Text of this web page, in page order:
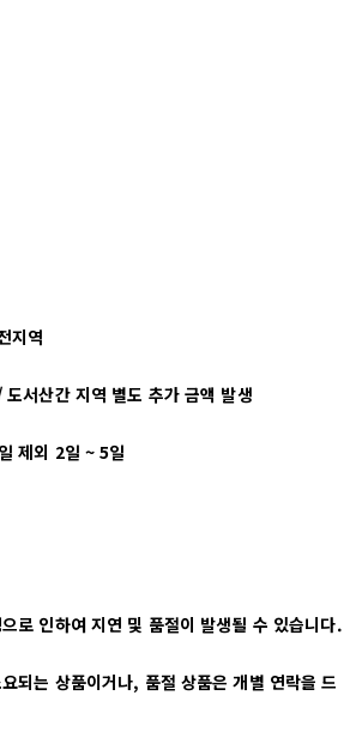
지역
도서산간 지역 별도 추가 금액 발생
제외 2일 ~ 5일
로 인하여 지연 및 품절이 발생될 수 있습니다.
되는 상품이거나, 품절 상품은 개별 연락을 드